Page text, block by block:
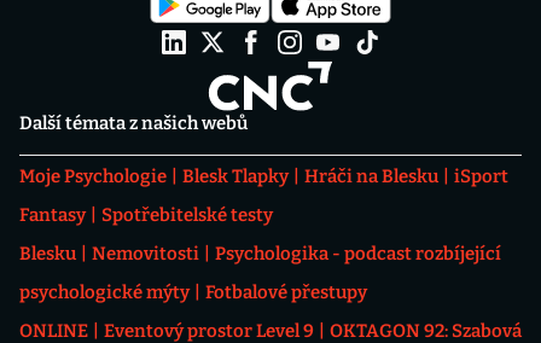
Další témata z našich webů
Moje Psychologie Blesk Tlapky Hráči na Blesku
iSport
Fantasy
Spotřebitelské testy
Blesku
Nemovitosti
Psychologika - podcast rozbíjející
psychologické mýty
Fotbalové přestupy
ONLINE
Eventový prostor Level 9
OKTAGON 92: Szabová